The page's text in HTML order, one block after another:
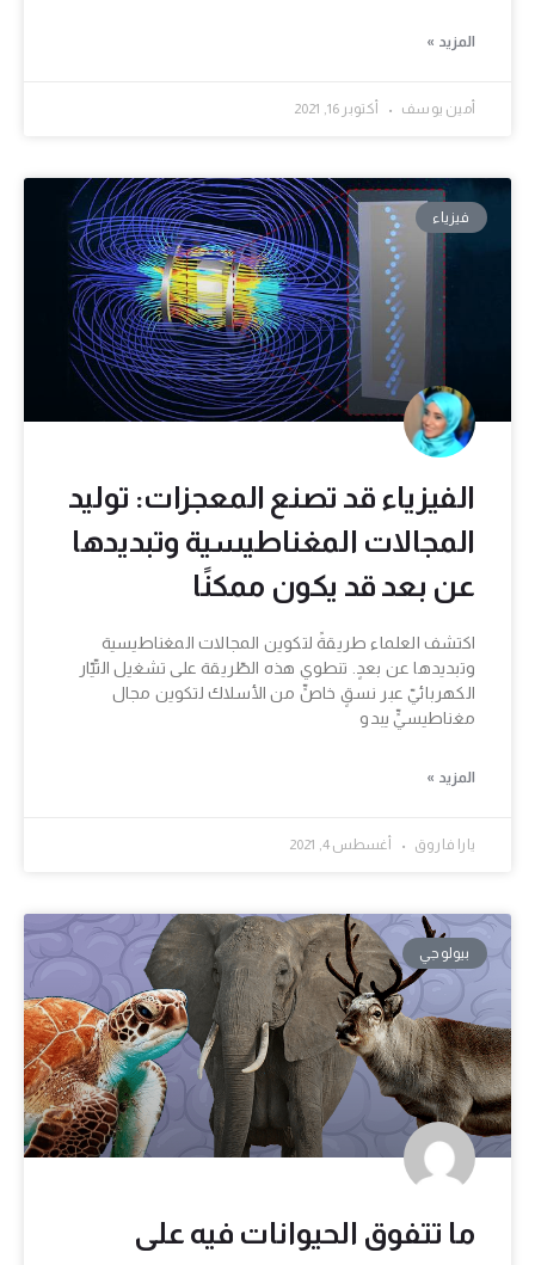
المزيد »
أمين يوسف أكتوبر 16, 2021
فيزياء
الفيزياء قد تصنع المعجزات: توليد
المجالات المغناطيسية وتبديدها
عن بعد قد يكون ممكنًا
اكتشف العلماء طريقةً لتكوين المجالات المغناطيسية
وتبديدها عن بعدٍ. تنطوي هذه الطّريقة على تشغيل التّيّار
الكهربائيّ عبر نسقٍ خاصٍّ من الأسلاك لتكوين مجال
مغناطيسيٍّ يبدو
المزيد »
يارا فاروق أغسطس 4, 2021
بيولوجي
ما تتفوق الحيوانات فيه على